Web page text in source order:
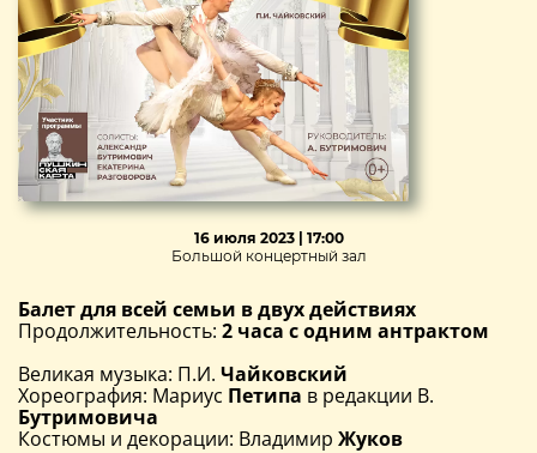
16 июля 2023 | 17:00
Большой концертный зал
Балет для всей семьи в двух действиях
Продолжительность: 2 часа с одним антрактом
Великая музыка: П.И. Чайковский
Хореография: Мариус Петипа в редакции В.
Бутримовича
Костюмы и декорации: Владимир Жуков